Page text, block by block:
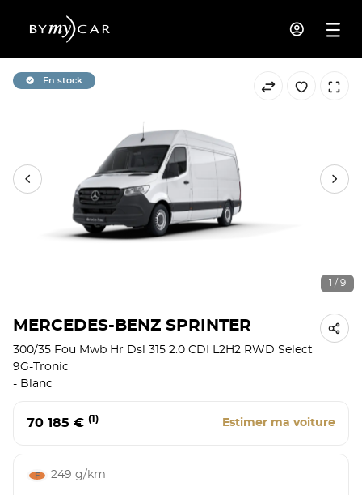
En stock
1 / 9
MERCEDES-BENZ SPRINTER
300/35 Fou Mwb Hr Dsl 315 2.0 CDI L2H2 RWD Select
9G-Tronic
- Blanc
70 185 € (1) Estimer ma voiture
249 g/km